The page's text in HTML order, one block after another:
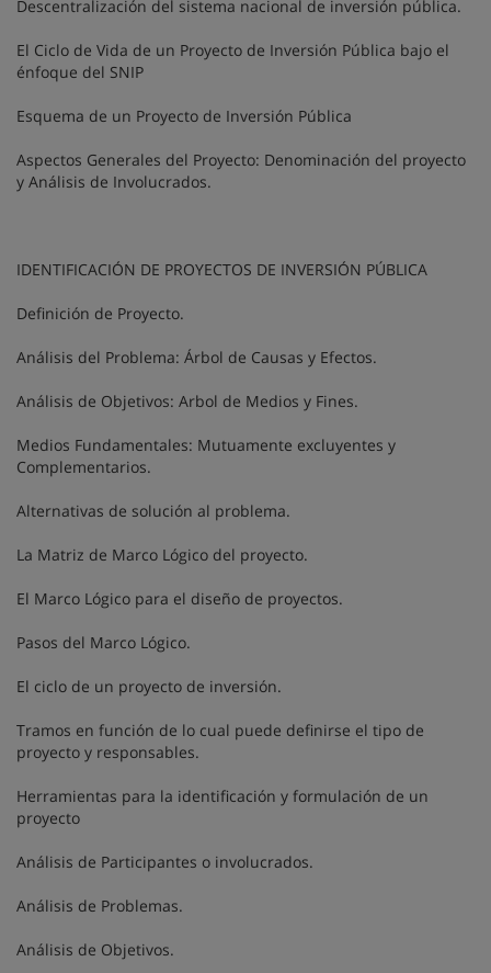
Descentralización del sistema nacional de inversión pública.
El Ciclo de Vida de un Proyecto de Inversión Pública bajo el
énfoque del SNIP
Esquema de un Proyecto de Inversión Pública
Aspectos Generales del Proyecto: Denominación del proyecto
y Análisis de Involucrados.
IDENTIFICACIÓN DE PROYECTOS DE INVERSIÓN PÚBLICA
Definición de Proyecto.
Análisis del Problema: Árbol de Causas y Efectos.
Análisis de Objetivos: Arbol de Medios y Fines.
Medios Fundamentales: Mutuamente excluyentes y
Complementarios.
Alternativas de solución al problema.
La Matriz de Marco Lógico del proyecto.
El Marco Lógico para el diseño de proyectos.
Pasos del Marco Lógico.
El ciclo de un proyecto de inversión.
Tramos en función de lo cual puede definirse el tipo de
proyecto y responsables.
Herramientas para la identificación y formulación de un
proyecto
Análisis de Participantes o involucrados.
Análisis de Problemas.
Análisis de Objetivos.